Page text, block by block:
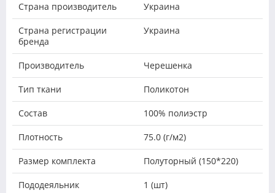
Страна производитель Украина
Страна регистрации
бренда
Украина
Производитель Черешенка
Тип ткани Поликотон
Состав 100% полиэстр
Плотность 75.0 (г/м2)
Размер комплекта Полуторный (150*220)
Пододеяльник 1 (шт)